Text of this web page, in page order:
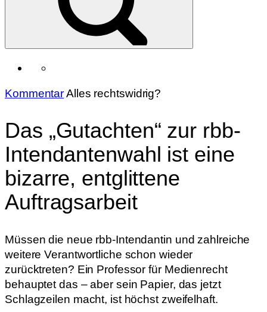
KommentarAlles rechtswidrig?
Das „Gutachten“ zur rbb-
Intendantenwahl ist eine
bizarre, entglittene
Auftragsarbeit
Müssen die neue rbb-Intendantin und zahlreiche
weitere Verantwortliche schon wieder
zurücktreten? Ein Professor für Medienrecht
behauptet das – aber sein Papier, das jetzt
Schlagzeilen macht, ist höchst zweifelhaft.